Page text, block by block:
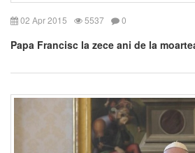
02 Apr 2015 5537 0
Papa Francisc la zece ani de la